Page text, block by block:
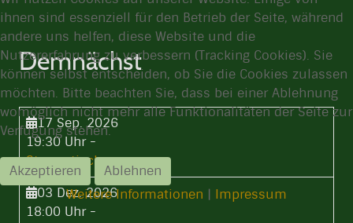
Demnächst
17 Sep. 2026
19:30 Uhr-
Stammtisch
03 Dez. 2026
18:00 Uhr-
ihnen sind essenziell für den Betrieb der Seite, während
andere uns helfen, diese Website und die
Nutzererfahrung zu verbessern (Tracking Cookies). Sie
können selbst entscheiden, ob Sie die Cookies zulassen
möchten. Bitte beachten Sie, dass bei einer Ablehnung
womöglich nicht mehr alle Funktionalitäten der Seite zur
Verfügung stehen.
Akzeptieren
Ablehnen
Weitere Informationen | Impressum